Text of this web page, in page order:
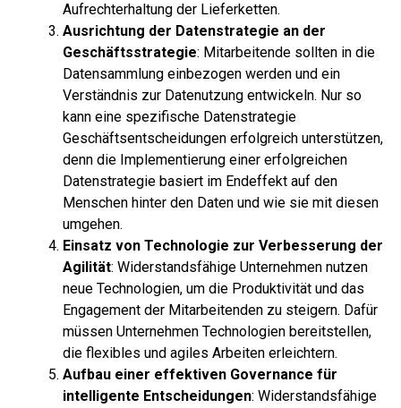
Aufrechterhaltung der Lieferketten.
Ausrichtung der Datenstrategie an der
Geschäftsstrategie: Mitarbeitende sollten in die
Datensammlung einbezogen werden und ein
Verständnis zur Datenutzung entwickeln. Nur so
kann eine spezifische Datenstrategie
Geschäftsentscheidungen erfolgreich unterstützen,
denn die Implementierung einer erfolgreichen
Datenstrategie basiert im Endeffekt auf den
Menschen hinter den Daten und wie sie mit diesen
umgehen.
Einsatz von Technologie zur Verbesserung der
Agilität: Widerstandsfähige Unternehmen nutzen
neue Technologien, um die Produktivität und das
Engagement der Mitarbeitenden zu steigern. Dafür
müssen Unternehmen Technologien bereitstellen,
die flexibles und agiles Arbeiten erleichtern.
Aufbau einer effektiven Governance für
intelligente Entscheidungen: Widerstandsfähige